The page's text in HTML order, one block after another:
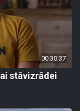
00:30:37
stāvizrādei